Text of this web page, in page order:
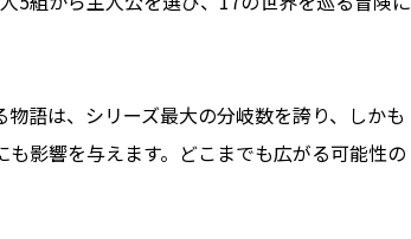
語は、シリーズ最大の分岐数を誇り、しかも
影響を与えます。どこまでも広がる可能性の